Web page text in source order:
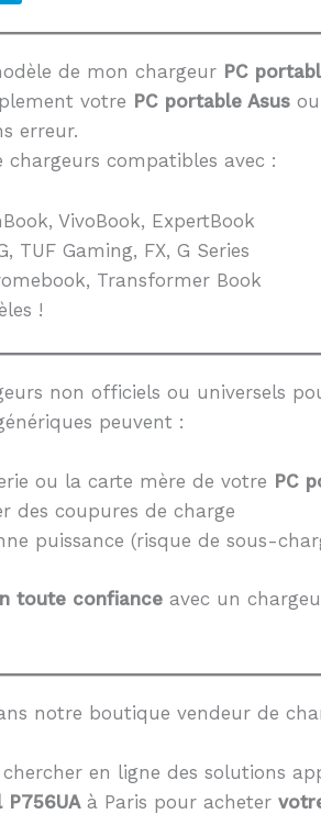
de mon chargeur PC
votre PC portable Asus
erreur.
chargeurs compatibles avec :
VivoBook, ExpertBook
TUF Gaming, FX, G Series
Transformer Book
!
non officiels ou universels
peuvent :
ou la carte mère de votre PC
des coupures de charge
puissance (risque de sous-
toute confiance avec un
notre boutique vendeur de
en ligne des solutions
à Paris pour acheter